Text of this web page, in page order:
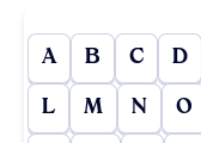
A B C D
L M N O